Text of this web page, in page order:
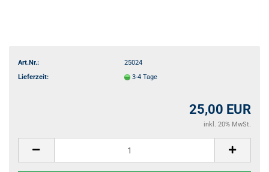
Art.Nr.:
25024
Lieferzeit:
3-4 Tage
25,00 EUR
inkl. 20% MwSt.